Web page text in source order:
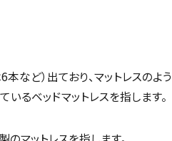
など）出ており、マットレスのよう
るベッドマットレスを指します。